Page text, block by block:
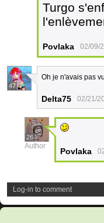
Turgo
Povlaka 02/09/
47
Oh je n'avais pas
Delta75 02/21/
26
Author
Povlaka
Log-in to comment